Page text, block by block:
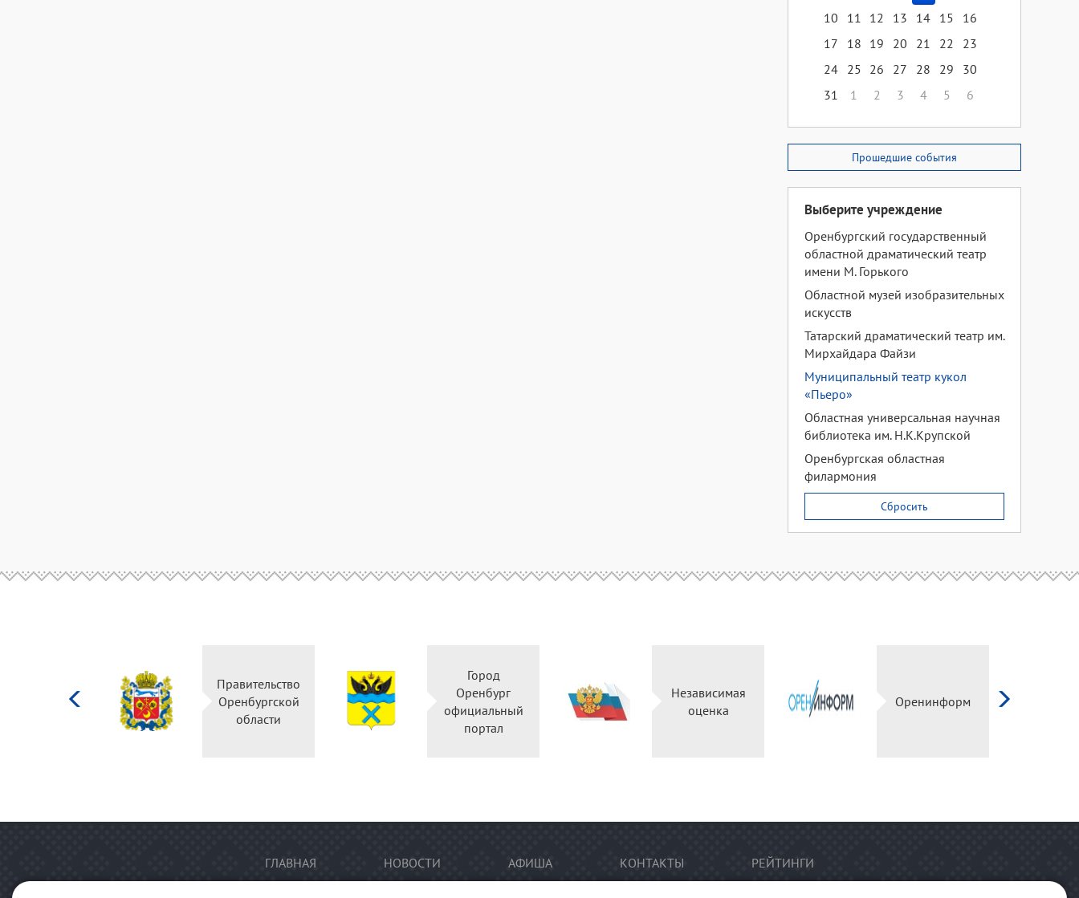
10
11 12 13 14 15
16
17
18 19 20 21 22
23
24 25 26 27 28 29
30
31
1 2 3 4 5 6
Прошедшие события
Выберите учреждение
Оренбургский государственный
областной драматический театр
имени М. Горького
Областной музей изобразительных
искусств
Татарский драматический театр им.
Мирхайдара Файзи
Муниципальный театр кукол
«Пьеро»
Областная универсальная научная
библиотека им. Н.К.Крупской
Оренбургская областная
филармония
Сбросить
Правительство
Оренбургской
области
Город
Оренбург
официальный
портал
Независимая
оценка
Оренинформ
ГЛАВНАЯ НОВОСТИ АФИША КОНТАКТЫ РЕЙТИНГИ